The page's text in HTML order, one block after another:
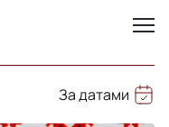
За датами